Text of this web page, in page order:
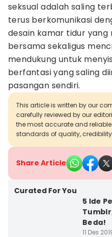
seksual adalah saling
terus berkomunikasi
desain kamar tidur
bersama sekaligus
mendukung untuk
berfantasi yang saling
pasangan sendiri.
This article is written by our
carefully reviewed by our
the most accurate and
standards of quality,
Share Article
Curated For You
5 Ide
Beda!
11 Des